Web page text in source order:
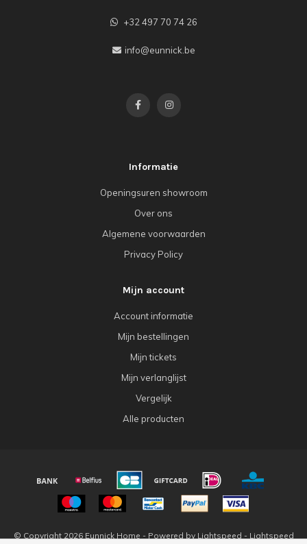
+32 497 70 74 26
info@eunnick.be
Informatie
Openingsuren showroom
Over ons
Algemene voorwaarden
Privacy Policy
Mijn account
Account informatie
Mijn bestellingen
Mijn tickets
Mijn verlanglijst
Vergelijk
Alle producten
© Copyright 2026 Eunnick Home - Powered by Lightspeed - Lightspeed